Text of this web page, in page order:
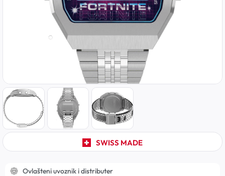
SWISS MADE
Ovlašteni uvoznik i distributer